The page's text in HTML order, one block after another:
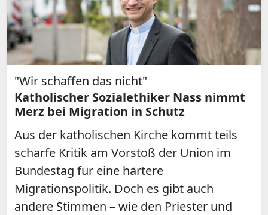
"Wir schaffen das nicht"
Katholischer Sozialethiker Nass nimmt
Merz bei Migration in Schutz
Aus der katholischen Kirche kommt teils
scharfe Kritik am Vorstoß der Union im
Bundestag für eine härtere
Migrationspolitik. Doch es gibt auch
andere Stimmen – wie den Priester und